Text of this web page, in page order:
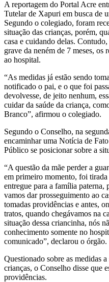
A reportagem do Portal Acre
Tutelar de Xapuri em busca de
Segundo o colegiado, foram
situação das crianças, porém,
casa e cuidando delas.
grave da neném de 7 meses, os
ao hospital.
“As medidas já estão sendo
notificado o pai, e o que foi
devolvesse, de jeito nenhum,
cuidar da saúde da criança,
Branco”, afirmou o colegiado.
Segundo o Conselho, na
encaminhar uma Notícia de
Público se posicionar sobre a
“A questão da mãe perder a
em primeiro momento, foi
entregue para a família paterna,
vamos dar prosseguimento ao
tomadas providências e antes,
tratos, quando chegávamos na
situação dessa criancinha, nós
conhecimento somente no
comunicado”, declarou o órgão.
Questionado sobre as medidas
crianças, o Conselho disse que
providências.